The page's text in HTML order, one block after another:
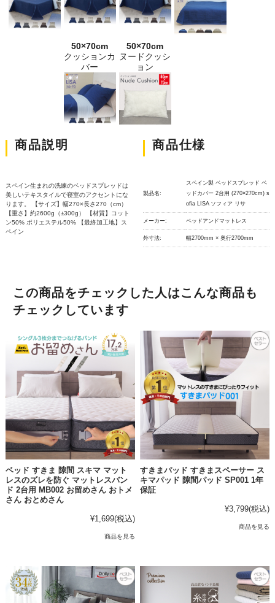
50×70cm
クッションカ
バー
50×70cm
ヌードクッシ
ョン
商品説明
スペイン生まれの洗練のベッドスプレッドは
美しいテキスタイルで寝室のアクセントにな
ります。 【サイズ】幅270×長さ270（cm）
【重さ】約2600g（±300g） 【材質】コット
ン50% ポリエステル50% 【最終加工地】ス
ペイン
商品仕様
製品名:
スペイン製 ベッドスプレッド ベ
ッドカバー 2台用 (270×270cm) s
ofia LISA ソフィア リサ
メーカー: ベッドアンドマットレス
外寸法: 幅2700mm × 奥行2700mm
この商品をチェックした人はこんな商品も
チェックしています
ベッド すきま 隙間 スキマ マット
レスのズレを防ぐ マットレスバン
ド 2台用 MB002 お留めさん おトメ
さん おとめさん
¥1,699(税込)
商品を見る
すきまパッド すきまスペーサー ス
キマパッド 隙間パッド SP001 1年
保証
¥3,799(税込)
商品を見る